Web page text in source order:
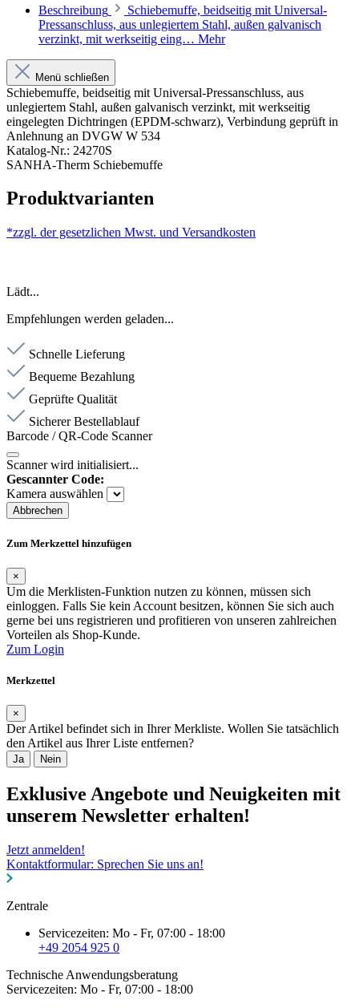
Beschreibung
Schiebemuffe, beidseitig mit Universal-
Pressanschluss, aus unlegiertem Stahl, außen galvanisch
verzinkt, mit werkseitig eing… Mehr
Menü schließen
Schiebemuffe, beidseitig mit Universal-Pressanschluss, aus
unlegiertem Stahl, außen galvanisch verzinkt, mit werkseitig
eingelegten Dichtringen (EPDM-schwarz), Verbindung geprüft in
Anlehnung an DVGW W 534
Katalog-Nr.: 24270S
SANHA-Therm Schiebemuffe
Produktvarianten
*zzgl. der gesetzlichen Mwst. und Versandkosten
Lädt...
Empfehlungen werden geladen...
Schnelle Lieferung
Bequeme Bezahlung
Geprüfte Qualität
Sicherer Bestellablauf
Barcode / QR-Code Scanner
Scanner wird initialisiert...
Gescannter Code:
Kamera auswählen
Abbrechen
Zum Merkzettel hinzufügen
×
Um die Merklisten-Funktion nutzen zu können, müssen sich
einloggen. Falls Sie kein Account besitzen, können Sie sich auch
gerne bei uns registrieren und profitieren von unseren zahlreichen
Vorteilen als Shop-Kunde.
Zum Login
Merkzettel
×
Der Artikel befindet sich in Ihrer Merkliste. Wollen Sie tatsächlich
den Artikel aus Ihrer Liste entfernen?
Ja Nein
Exklusive Angebote und Neuigkeiten mit
unserem Newsletter erhalten!
Jetzt anmelden!
Kontaktformular: Sprechen Sie uns an!
Zentrale
Servicezeiten: Mo - Fr, 07:00 - 18:00
+49 2054 925 0
Technische Anwendungsberatung
Servicezeiten: Mo - Fr, 07:00 - 18:00